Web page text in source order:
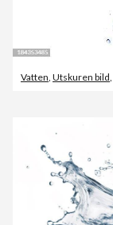
Vatten, Utskuren bild,